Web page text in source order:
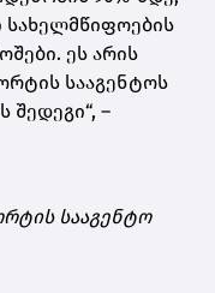
სახელმწიფოების
ეს არის
სააგენტოს
შედეგი“, –
სააგენტო